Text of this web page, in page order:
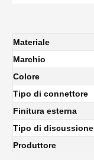
Materiale
Marchio
Colore
Tipo di connettore
Finitura esterna
Tipo di discussione
Produttore